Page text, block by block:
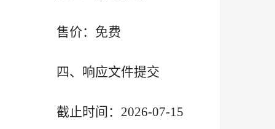
售价：免费
四、响应文件提交
截止时间：2026-07-15